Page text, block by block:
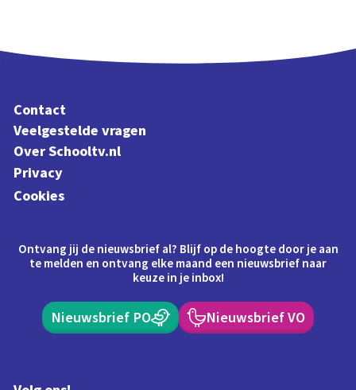
Contact
Veelgestelde vragen
Over Schooltv.nl
Privacy
Cookies
Ontvang jij de nieuwsbrief al? Blijf op de hoogte door je aan
te melden en ontvang elke maand een nieuwsbrief naar
keuze in je inbox!
Nieuwsbrief PO Nieuwsbrief VO